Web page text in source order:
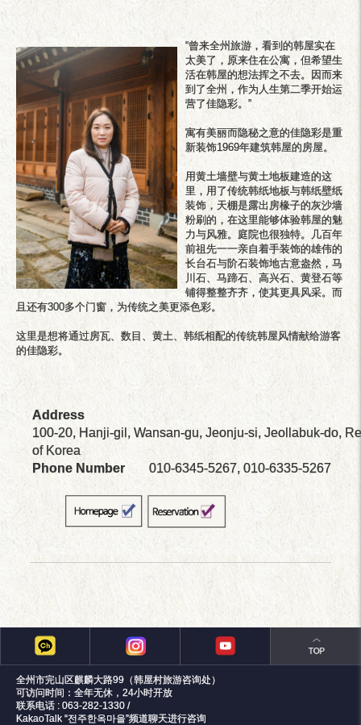
“曾来全州旅游，看到的韩屋实在
太美了，原来住在公寓，但希望生
活在韩屋的想法挥之不去。因而来
到了全州，作为人生第二季开始运
营了佳隐彩。”
寓有美丽而隐秘之意的佳隐彩是重
新装饰1969年建筑韩屋的房屋。
用黄土墙壁与黄土地板建造的这
里，用了传统韩纸地板与韩纸壁纸
装饰，天棚是露出房椽子的灰沙墙
粉刷的，在这里能够体验韩屋的魅
力与风雅。庭院也很独特。几百年
前祖先一一亲自着手装饰的雄伟的
长台石与阶石装饰地古意盎然，马
川石、马蹄石、高兴石、黄登石等
铺得整整齐齐，使其更具风采。而
且还有300多个门窗，为传统之美更添色彩。
这里是想将通过房瓦、数目、黄土、韩纸相配的传统韩屋风情献给游客
Address
100-20, Hanji-gil, Wansan-gu, Jeonju-si, Jeollabuk-do,
of Korea
Phone Number
010-6345-5267, 010-6335-5267
全州市完山区麒麟大路99（韩屋村旅游咨询处）
可访问时间：全年无休，24小时开放
联系电话 : 063-282-1330 /
KakaoTalk “전주한옥마을”频道聊天进行咨询